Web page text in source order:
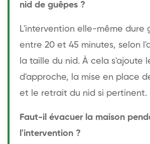
nid de guêpes ?
L'intervention elle-même dure
entre 20 et 45 minutes, selon
la taille du nid. À cela s'ajoute
d'approche, la mise en place
et le retrait du nid si pertinent.
Faut-il évacuer la maison
l'intervention ?